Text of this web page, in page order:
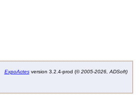
ExpoActesversion 3.2.4-prod (©2005-2026, ADSoft)